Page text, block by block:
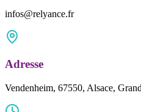
infos@relyance.fr
Adresse
Vendenheim, 67550, Alsace,